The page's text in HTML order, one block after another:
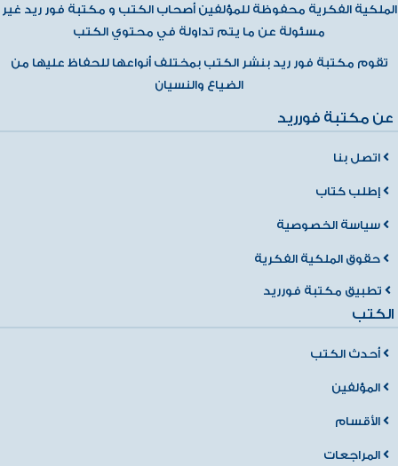
الملكية الفكرية محفوظة للمؤلفين أصحاب الكتب و مكتبة فور ريد غير
مسئولة عن ما يتم تداولة في محتوي الكتب
تقوم مكتبة فور ريد بنشر الكتب بمختلف أنواعها للحفاظ عليها من
الضياع والنسيان
عن مكتبة فورريد
اتصل بنا
إطلب كتاب
سياسة الخصوصية
حقوق الملكية الفكرية
تطبيق مكتبة فورريد
الكتب
أحدث الكتب
المؤلفين
الأقسام
المراجعات